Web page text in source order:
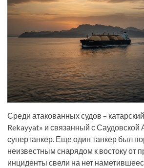
Среди атакованных судов –
Rekayyat» и связанный с Саудовской
супертанкер. Еще один танкер был
неизвестным снарядом к востоку от
инциденты свели на нет